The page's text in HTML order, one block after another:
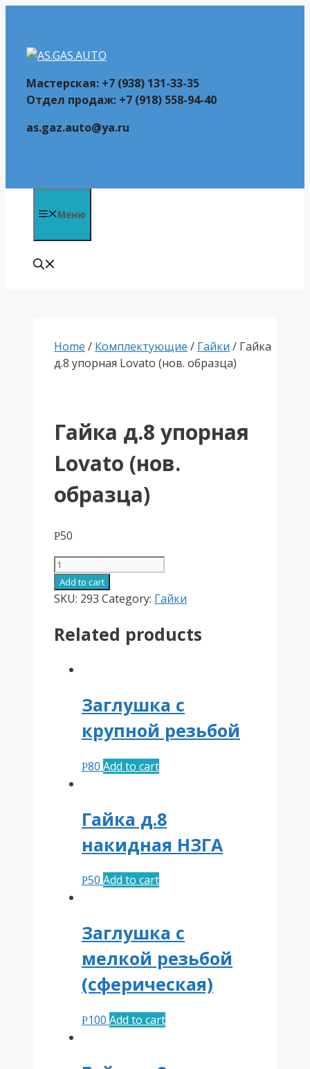
содержимому
Мастерская: +7 (938) 131-33-35
Отдел продаж: +7 (918) 558-94-40
as.gaz.auto@ya.ru
Меню
Home / Комплектующие / Гайки / Гайка
д.8 упорная Lovato (нов. образца)
Гайка д.8 упорная
Lovato (нов.
образца)
Р50
Гайка
д.8
упорная
(нов.
Add to cart
SKU: 293 Category: Гайки
Related products
Заглушка с
крупной резьбой
Р80 Add to cart
Гайка д.8
накидная НЗГА
Р50 Add to cart
Заглушка с
мелкой резьбой
(сферическая)
Р100 Add to cart